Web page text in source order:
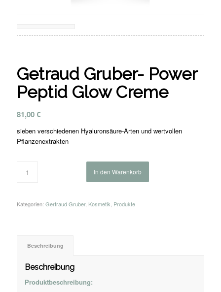
Getraud Gruber- Power
Peptid Glow Creme
81,00€
sieben verschiedenen Hyaluronsäure-Arten und wertvollen
Pflanzenextrakten
In den Warenkorb
Kategorien: Gertraud Gruber, Kosmetik Produkte
Beschreibung
Beschreibung
Produktbeschreibung: